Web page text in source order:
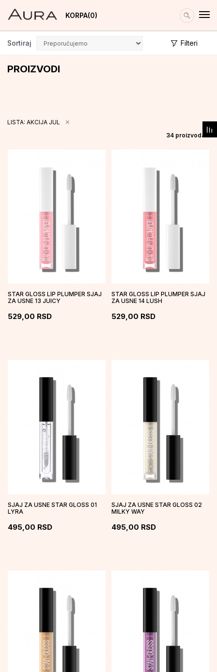
KORPA 0
PROIZVODI
Sortiraj Filteri
LISTA: AKCIJA JUL
34 proizvoda
STAR GLOSS LIP PLUMPER SJAJ
ZA USNE 13 JUICY
529,00 RSD
STAR GLOSS LIP PLUMPER SJAJ
ZA USNE 14 LUSH
529,00 RSD
SJAJ ZA USNE STAR GLOSS 01
LYRA
495,00 RSD
SJAJ ZA USNE STAR GLOSS 02
MILKY WAY
495,00 RSD